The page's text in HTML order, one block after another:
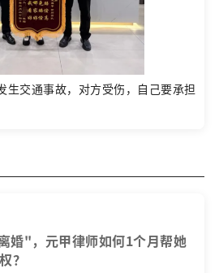
生交通事故，对方受伤，自己要承担
婚"，元甲律师如何1个月帮她
？